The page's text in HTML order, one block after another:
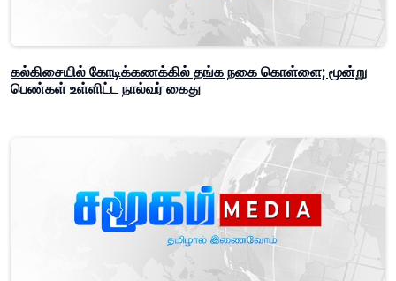
கல்கிசையில் கோடிக்கணக்கில் தங்க நகை கொள்ளை; மூன்று
பெண்கள் உள்ளிட்ட நால்வர் கைது